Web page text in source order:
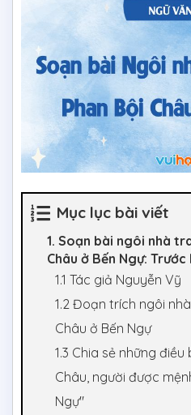
Mục lục bài viết
1. Soạn bài ngôi nhà
Châu ở Bến Ngự: Trước
1.1 Tác giả Nguyễn Vỹ
1.2 Đoạn trích ngôi
Châu ở Bến Ngự
1.3 Chia sẻ những
Châu, người được
Ngự"